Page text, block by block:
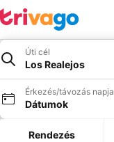
Úti cél
Los Realejos
Érkezés/távozás napja
Dátumok
Rendezés